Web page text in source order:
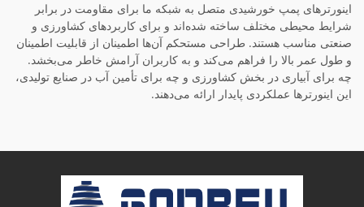
اینورترهای پمپ خورشیدی متصل به شبکه ما برای مقاومت در برابر
شرایط محیطی مختلف ساخته شده‌اند و برای کاربردهای کشاورزی و
صنعتی مناسب هستند. طراحی مستحکم آن‌ها اطمینان از قابلیت اطمینان
و طول عمر بالا را فراهم می‌کند و به کاربران آرامش خاطر می‌بخشد.
چه برای آبیاری در بخش کشاورزی و چه برای تأمین آب در صنایع تولیدی،
این اینورترها عملکردی پایدار ارائه می‌دهند.